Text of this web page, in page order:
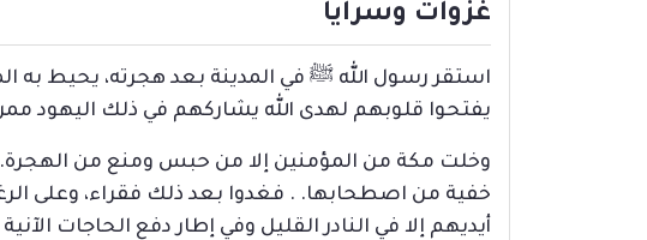
غزوات وسرايا
استقر رسول الله ﷺ في المدينة بعد هجرته، يحيط به
يفتحوا قلوبهم لهدى الله يشاركهم في ذلك اليهود
وخلت مكة من المؤمنين إلا من حبس ومنع من
خفية من اصطحابها. . فغدوا بعد ذلك فقراء، وعلى
أيديهم إلا في النادر القليل وفي إطار دفع الحاجات